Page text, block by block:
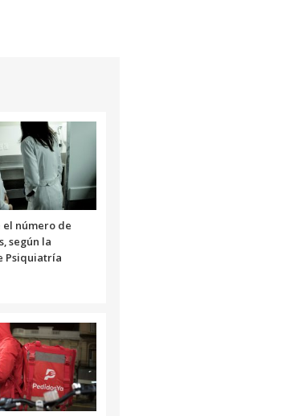
el número de
según la
Psiquiatría